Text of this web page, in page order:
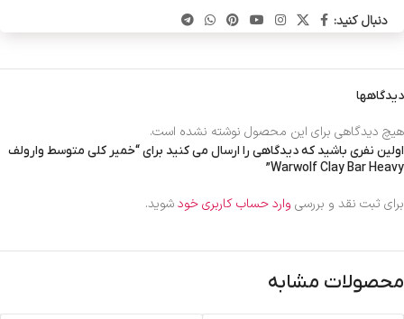
دنبال کنید:
دیدگاهها
هیچ دیدگاهی برای این محصول نوشته نشده است.
اولین نفری باشید که دیدگاهی را ارسال می کنید برای “خمیر کلی متوسط وارولف
Warwolf Clay Bar Heavy”
برای ثبت نقد و بررسی وارد حساب کاربری خودشوید.
محصولات مشابه